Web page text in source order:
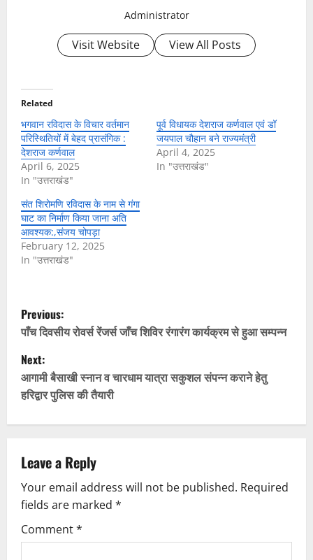
Administrator
Visit Website View All Posts
Related
भगवान रविदास के विचार वर्तमान
परिस्थितियों में बेहद प्रासंगिक :
देशराज कर्णवाल
April 6, 2025
In "उत्तराखंड"
पूर्व विधायक देशराज कर्णवाल एवं डॉ
जयपाल चौहान बने राज्यमंत्री
April 4, 2025
In "उत्तराखंड"
संत शिरोमणि रविदास के नाम से गंगा
घाट का निर्माण किया जाना अति
आवश्यक:,संजय चोपड़ा
February 12, 2025
In "उत्तराखंड"
P
o
s
t
n
a
v
i
g
Previous:
पाँच दिवसीय रोवर्स रेंजर्स जाँच शिविर रंगारंग कार्यक्रम से हुआ सम्पन्न
Next:
आगामी बैसाखी स्नान व चारधाम यात्रा सकुशल संपन्न कराने हेतु
हरिद्वार पुलिस की तैयारी
Leave a Reply
Your email address will not be published. Required
fields are marked *
Comment*